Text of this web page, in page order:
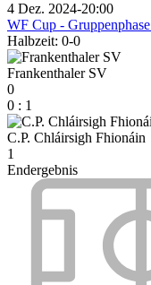
4 Dez. 2024-20:00
WF Cup - Gruppenphase
Halbzeit: 0-0
Frankenthaler SV
0
0 : 1
C.P. Chláirsigh Fhionáin
1
Endergebnis